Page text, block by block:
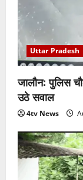
Uttar Pradesh
जालौन: पुलिस
उठे सवाल
4tv News